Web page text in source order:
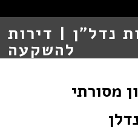
מסורתי